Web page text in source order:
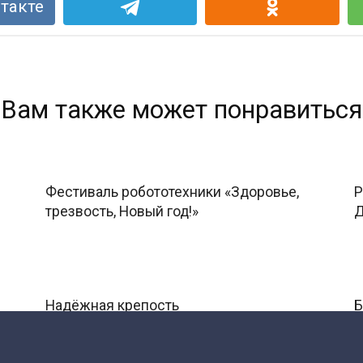
Вам также может понравиться
Фестиваль робототехники «Здоровье,
трезвость, Новый год!»
Надёжная крепость